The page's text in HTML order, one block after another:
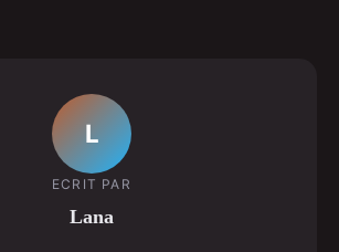
L
ECRIT PAR
Lana